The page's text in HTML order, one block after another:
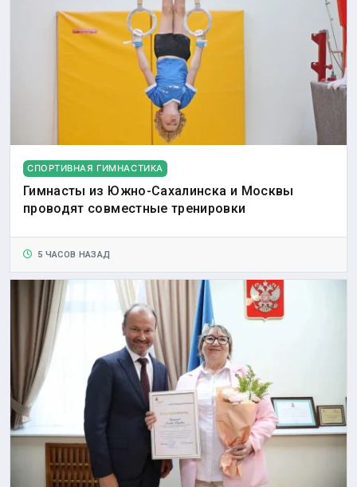
СПОРТИВНАЯ ГИМНАСТИКА
Гимнасты из Южно-Сахалинска и Москвы
проводят совместные тренировки
5 ЧАСОВ НАЗАД